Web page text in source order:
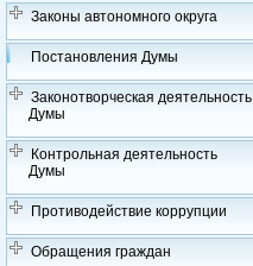
Законы автономного округа
Постановления Думы
Законотворческая деятельность
Думы
Контрольная деятельность
Думы
Противодействие коррупции
Обращения граждан